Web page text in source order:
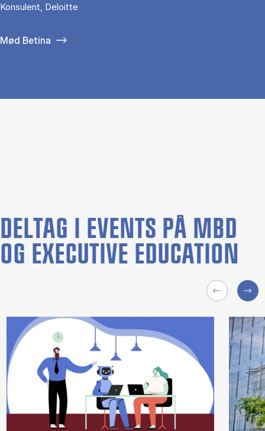
Konsulent, Deloitte
Mød Betina
DELTAG I EVENTS PÅ MBD
OG EXECUTIVE EDUCATION